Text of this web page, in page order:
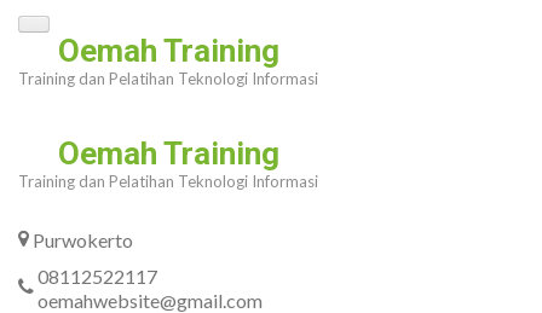
Skip
content
Enter)
Oemah Training
Training dan Pelatihan Teknologi Informasi
Oemah Training
Training dan Pelatihan Teknologi Informasi
Purwokerto
08112522117
oemahwebsite@gmail.com